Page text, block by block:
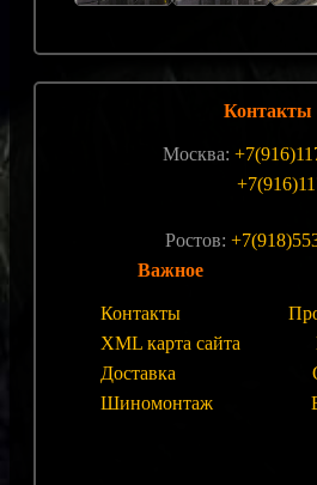
Контакты
Москва:
Ростов:
Важное
Контакты
XML карта сайта
Доставка
Шиномонтаж